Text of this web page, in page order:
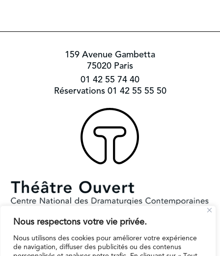
Nous respectons votre vie privée.
Nous utilisons des cookies pour améliorer votre expérience
de navigation, diffuser des publicités ou des contenus
159 Avenue Gambetta
75020 Paris
01 42 55 74 40
Réservations 01 42 55 55 50
Subventionné par le Ministère de la Culture et la Ville de Paris.
Il reçoit le soutien de la région Ile-de-France pour l’EPAT